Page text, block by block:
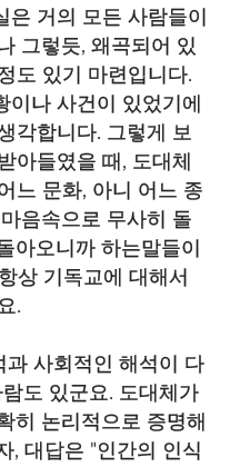
거의 모든 사람들이
그렇듯, 왜곡되어 있
도 있기 마련입니다.
나 사건이 있었기에
각합니다. 그렇게 보
아들였을 때, 도대체
느 문화, 아니 어느 종
음속으로 무사히 돌
아오니까 하는말들이
상 기독교에 대해서
.
과 사회적인 해석이 다
도 있군요. 도대체가
히 논리적으로 증명해
, 대답은 "인간의 인식